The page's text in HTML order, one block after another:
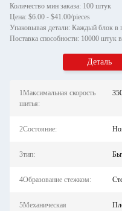
Количество мин заказа: 100 штук
Цена: $6.00 - $41.00/pieces
Поставка способности: 10000 штук
Деталь
1Максимальная скорость
шитья:
2Состояние:
3тип:
4Образование стежком:
5Механическая